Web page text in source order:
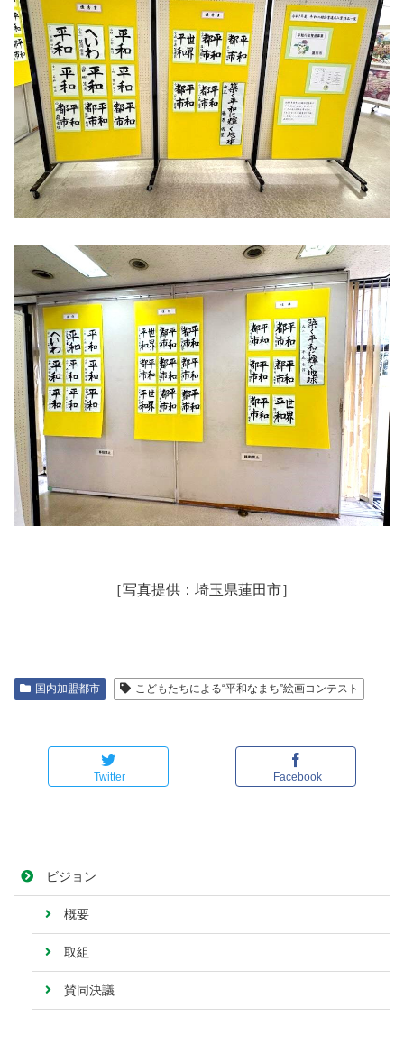
［写真提供：埼玉県蓮田市］
国内加盟都市 こどもたちによる“平和なまち”絵画コンテスト
Twitter Facebook
ビジョン
概要
取組
賛同決議